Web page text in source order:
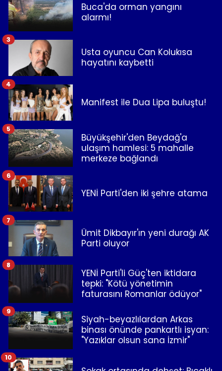
Buca'da orman yangını
alarmı!
Usta oyuncu Can Kolukısa
hayatını kaybetti
3
Manifest ile Dua Lipa buluştu!
4
Büyükşehir'den Beydağ'a
ulaşım hamlesi: 5 mahalle
merkeze bağlandı
5
YENİ Parti'den iki şehre atama
6
Ümit Dikbayır'ın yeni durağı AK
Parti oluyor
7
YENİ Parti'li Güç'ten iktidara
tepki: "Kötü yönetimin
faturasını Romanlar ödüyor"
8
Siyah-beyazlılardan Arkas
binası önünde pankartlı isyan:
"Yazıklar olsun sana İzmir"
9
10